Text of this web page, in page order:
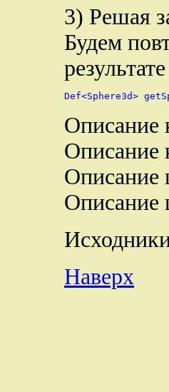
3) Решая
Будем
Описание
Описание
Описание
Описание
Наверх